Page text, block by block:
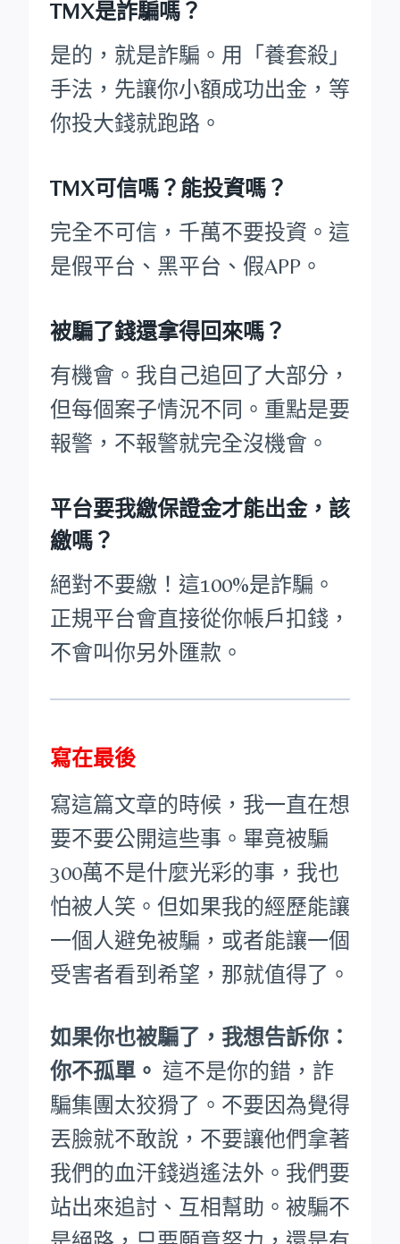
TMX是詐騙嗎？
是的，就是詐騙。用「養套殺」
手法，先讓你小額成功出金，等
你投大錢就跑路。
TMX可信嗎？能投資嗎？
完全不可信，千萬不要投資。這
是假平台、黑平台、假APP。
被騙了錢還拿得回來嗎？
有機會。我自己追回了大部分，
但每個案子情況不同。重點是要
報警，不報警就完全沒機會。
平台要我繳保證金才能出金，該
繳嗎？
絕對不要繳！這100%是詐騙。
正規平台會直接從你帳戶扣錢，
不會叫你另外匯款。
寫在最後
寫這篇文章的時候，我一直在想
要不要公開這些事。畢竟被騙
300萬不是什麼光彩的事，我也
怕被人笑。 但如果我的經歷能讓
一個人避免被騙，或者能讓一個
受害者看到希望，那就值得了。
如果你也被騙了，我想告訴你：
你不孤單。 這不是你的錯，詐
騙集團太狡猾了。不要因為覺得
丟臉就不敢說，不要讓他們拿著
我們的血汗錢逍遙法外。 我們要
站出來追討、互相幫助。被騙不